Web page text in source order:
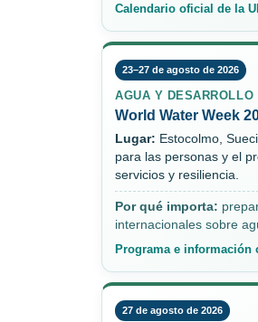
Calendario oficial de la
23–27 de agosto de 2026
AGUA Y DESARROLLO
World Water Week
Lugar: Estocolmo,
para las personas y el
servicios y resiliencia.
Por qué importa:
internacionales sobre
Programa e
27 de agosto de 2026